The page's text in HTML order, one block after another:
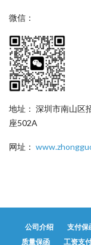
微信：
地址： 深圳市南山区
座502A
网址：
公司介绍 支付保
质量保函
工资支